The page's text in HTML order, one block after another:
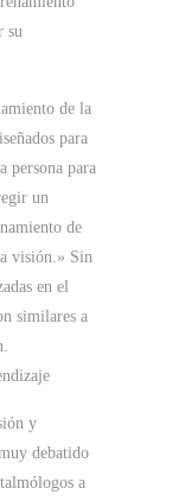
su
de la
para
persona para
un
de
visión.» Sin
en el
similares a
y
debatido
a